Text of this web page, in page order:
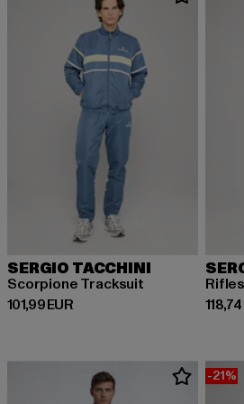
SERGIO TACCHINI
Scorpione Tracksuit
101,99 EUR
Prix courant: 101,99 EUR Prix
-21%